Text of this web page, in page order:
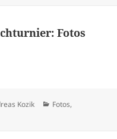
Fotos
Fotos
Kozik Kategorien
Fotos,